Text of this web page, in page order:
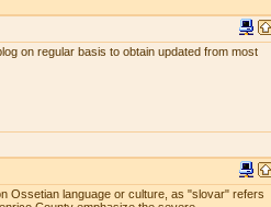
on regular basis to obtain updated from most
Ossetian language or culture, as "slovar" refers